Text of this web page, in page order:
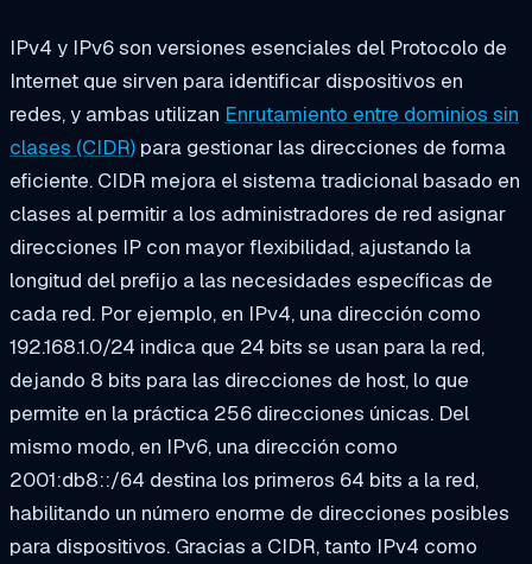
IPv4 y IPv6 son versiones esenciales del Protocolo de
Internet que sirven para identificar dispositivos en
redes, y ambas utilizan Enrutamiento entre dominios sin
clases (CIDR) para gestionar las direcciones de forma
eficiente. CIDR mejora el sistema tradicional basado en
clases al permitir a los administradores de red asignar
direcciones IP con mayor flexibilidad, ajustando la
longitud del prefijo a las necesidades específicas de
cada red. Por ejemplo, en IPv4, una dirección como
192.168.1.0/24 indica que 24 bits se usan para la red,
dejando 8 bits para las direcciones de host, lo que
permite en la práctica 256 direcciones únicas. Del
mismo modo, en IPv6, una dirección como
2001:db8::/64 destina los primeros 64 bits a la red,
habilitando un número enorme de direcciones posibles
para dispositivos. Gracias a CIDR, tanto IPv4 como